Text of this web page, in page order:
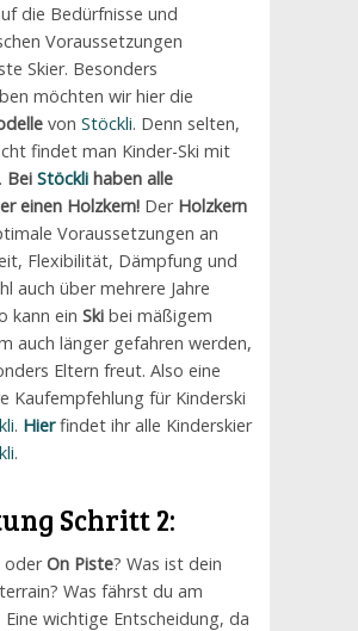
die Bedürfnisse und
Voraussetzungen
Skier. Besonders
möchten wir hier die
von Stöckli. Denn selten,
findet man Kinder-Ski mit
Bei Stöckli haben alle
einen Holzkern! Der Holzkern
Voraussetzungen an
Flexibilität, Dämpfung und
auch über mehrere Jahre
kann ein Ski bei mäßigem
auch länger gefahren werden,
Eltern freut. Also eine
Kaufempfehlung für Kinderski
. Hierfindet ihr alle Kinderskier
.
Schritt 2:
oderOn Piste? Was ist dein
Was fährst du am
Eine wichtige Entscheidung, da